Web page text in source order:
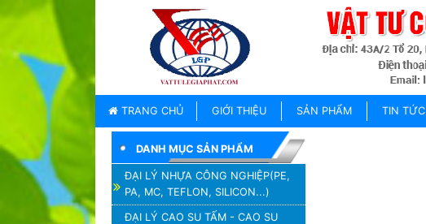
TRANG CHỦ GIỚI THIỆU SẢN PHẨM TIN TỨC
TRANG
CHỦ
SẢN
PHẨM
THƯƠNG
DANH MỤC SẢN PHẨM
ĐẠI LÝ NHỰA CÔNG NGHIỆP(PE,
PA, MC, TEFLON, SILICON...)
ĐẠI LÝ CAO SU TẤM - CAO SU